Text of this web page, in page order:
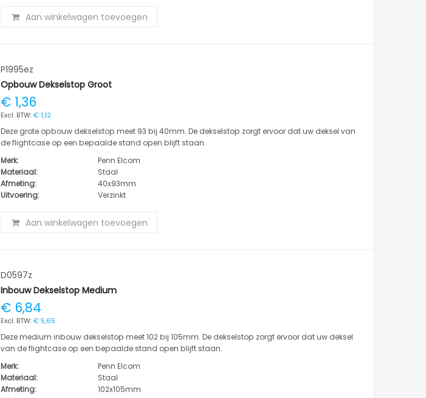
Aan winkelwagen toevoegen
P1995ez
Opbouw Dekselstop Groot
€ 1,36
€ 1,12
Deze grote opbouw dekselstop meet 93 bij 40mm. De dekselstop zorgt ervoor dat uw deksel van
de flightcase op een bepaalde stand open blijft staan.
Merk:
Penn Elcom
Materiaal:
Staal
Afmeting:
40x93mm
Uitvoering:
Verzinkt
Aan winkelwagen toevoegen
D0597z
Inbouw Dekselstop Medium
€ 6,84
€ 5,65
Deze medium inbouw dekselstop meet 102 bij 105mm. De dekselstop zorgt ervoor dat uw deksel
van de flightcase op een bepaalde stand open blijft staan.
Merk:
Penn Elcom
Materiaal:
Staal
Afmeting:
102x105mm